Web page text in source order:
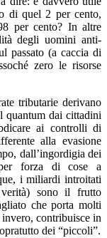
di quel 2 per cento,
per cento? In altre
degli uomini anti-
passato (a caccia di
zero le risorse
tributarie derivano
quantum dai cittadini
ai controlli di
alla evasione
dall’ingordigia dei
forza di cose a
i miliardi introitati
sono il frutto
che porta molti
invero, contribuisce in
dei “piccoli”.